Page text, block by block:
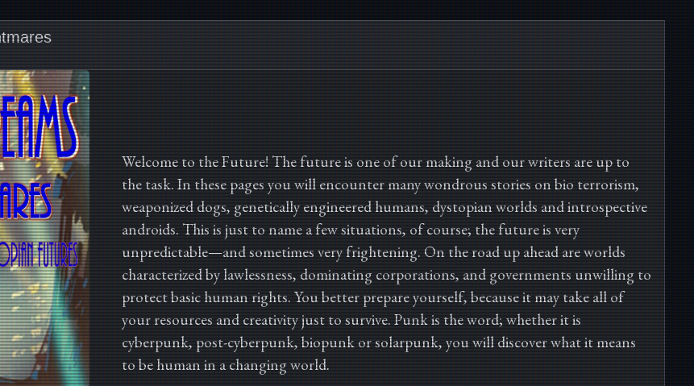
Welcome to the Future! The future is one of our making and our writers are up to
the task. In these pages you will encounter many wondrous stories on bio terrorism,
weaponized dogs, genetically engineered humans, dystopian worlds and introspective
androids. This is just to name a few situations, of course; the future is very
unpredictable—and sometimes very frightening. On the road up ahead are worlds
characterized by lawlessness, dominating corporations, and governments unwilling to
protect basic human rights. You better prepare yourself, because it may take all of
your resources and creativity just to survive. Punk is the word; whether it is
cyberpunk, post-cyberpunk, biopunk or solarpunk, you will discover what it means
to be human in a changing world.